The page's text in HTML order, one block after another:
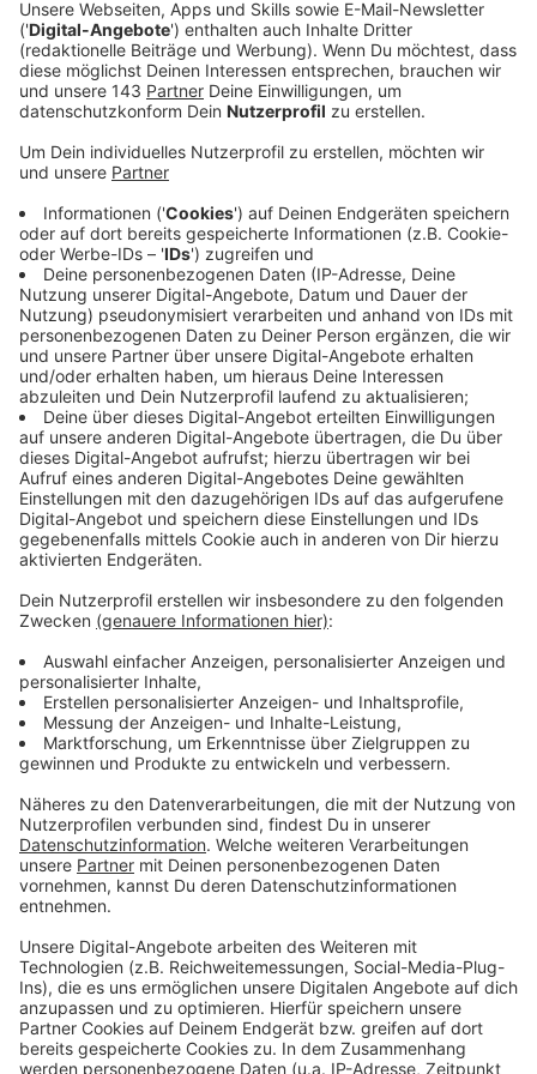
Im Song "Genug" geht es für Mark Forster um
Sehnsucht und gleichzeitig auch nach der Suche von
Forster diesen Song als weiteren Vorgeschmack auf
Oktober auf den Markt kommt, herausgebracht hat.
Wir erleben einen der größten Musikkünstler
Deutschlands ganz in seinem Element, das zeigt auch
das zur Single passende Musikvideo, das wir euch
nicht vorenthalten wollen. Und für alle Fans der 80er:
In der Melodie versteckt sich ein Klassiker aus dem
Jahrzehnt, ein Tipp: "Smalltown Boy".
Anzeige
Wir benötigen Ihre
Zustimmung, um den YouTube
Video-Service zu laden!
Wir verwenden einen Service eines
Drittanbieters, um Videoinhalte
einzubetten. Dieser Service kann
Daten zu Ihren Aktivitäten
sammeln. Bitte lesen Sie die
Details durch und stimmen Sie der
Nutzung des Service zu, um dieses
Video anzusehen.
Akzeptieren
powered byUsercentrics Consent
Management Platform
bald folgenden Album "Supervision".
Anzeige